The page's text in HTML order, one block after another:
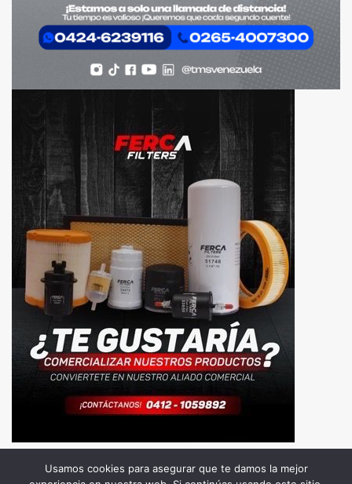
Usamos cookies para asegurar que te damos la mejor